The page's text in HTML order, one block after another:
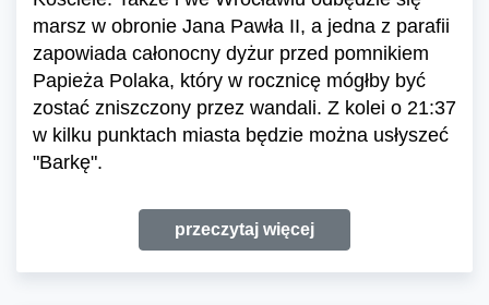
marsz w obronie Jana Pawła II, a jedna z parafii
zapowiada całonocny dyżur przed pomnikiem
Papieża Polaka, który w rocznicę mógłby być
zostać zniszczony przez wandali. Z kolei o 21:37
w kilku punktach miasta będzie można usłyszeć
"Barkę".
przeczytaj więcej